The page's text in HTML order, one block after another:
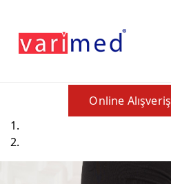
Online Alışveriş